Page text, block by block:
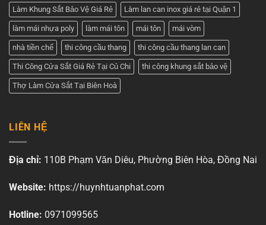
Làm Khung Sắt Bảo Vệ Giá Rẻ Làm lan can inox giá rẻ tại Quận 1
làm mái nhựa poly làm mái tôn mái tôn mái vòm
nhà tiền chế thi công cầu thang thi công cầu thang lan can
Thi Công Cửa Sắt Giá Rẻ Tại Củ Chi thi công khung sắt bảo vệ
Thợ Làm Cửa Sắt Tại Biên Hoà
LIÊN HỆ
Địa chỉ: 110B Phạm Văn Diêu, Phường Biên Hòa, Đồng Nai
Website: https://huynhtuanphat.com
Hotline: 0971099565